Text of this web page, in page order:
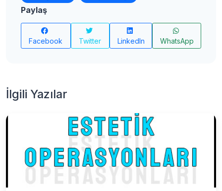
Paylaş
Facebook Twitter LinkedIn WhatsApp
İlgili Yazılar